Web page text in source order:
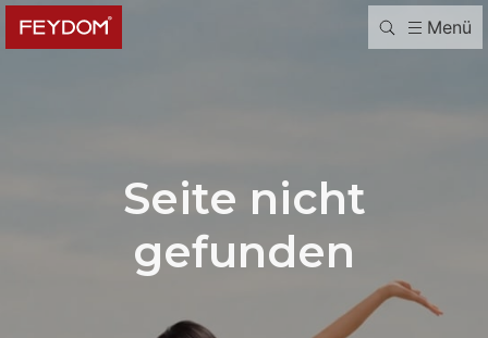
Menü
Seite nicht
gefunden